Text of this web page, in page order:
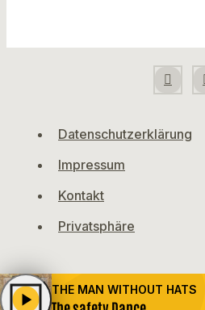
Datenschutzerklärung
Impressum
Kontakt
Privatsphäre
THE MAN WITHOUT HATS
play_arrow